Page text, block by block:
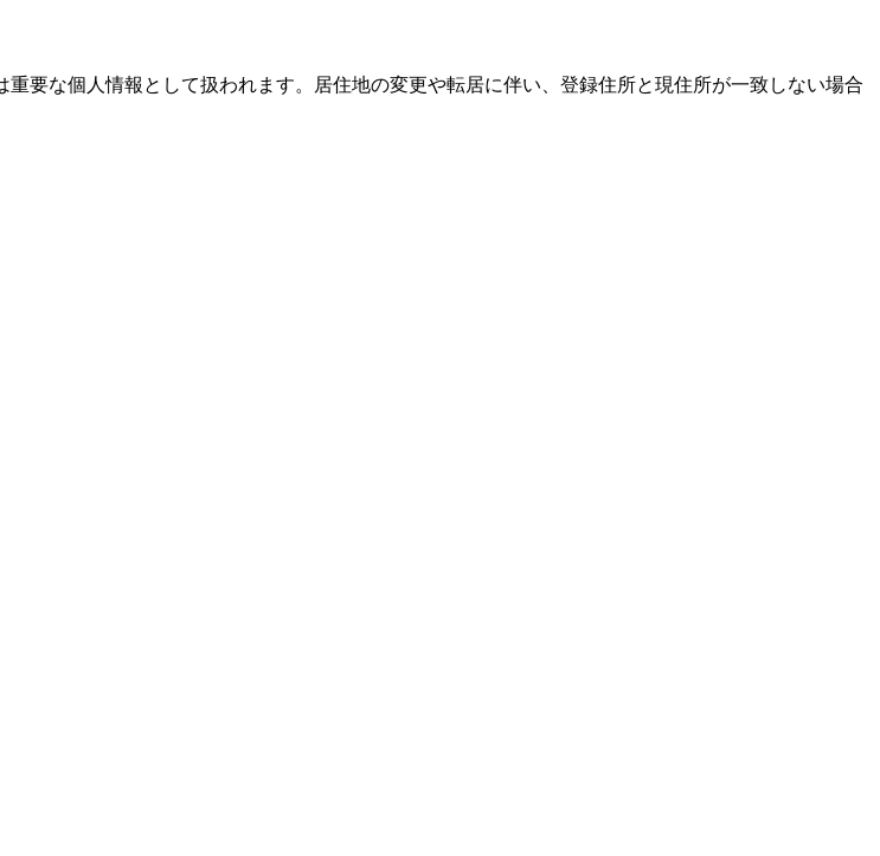
要な個人情報として扱われます。居住地の変更や転居に伴い、登録住所と現住所が一致しない場合